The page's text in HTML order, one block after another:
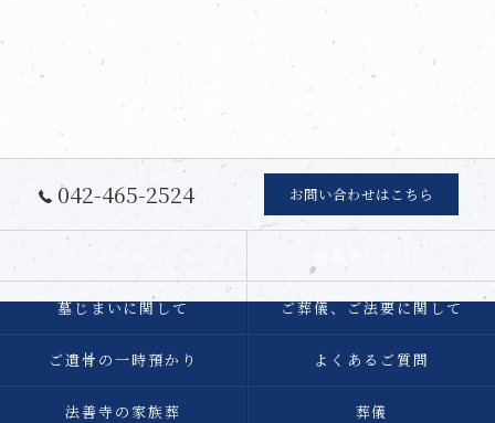
042-465-2524 お問い合わせはこちら
墓じまいに関して ご葬儀、ご法要に関して
ご遺骨の一時預かり よくあるご質問
法善寺の家族葬 葬儀